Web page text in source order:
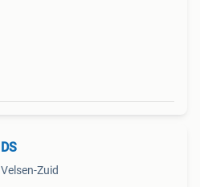
DS
Velsen-Zuid